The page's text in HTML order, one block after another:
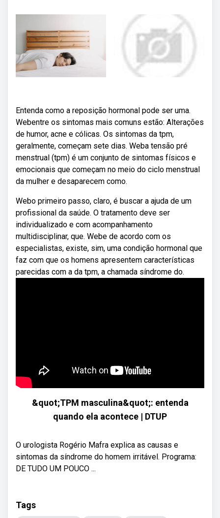
Entenda como a reposição hormonal pode ser uma.
Webentre os sintomas mais comuns estão: Alterações
de humor, acne e cólicas. Os sintomas da tpm,
geralmente, começam sete dias. Weba tensão pré
menstrual (tpm) é um conjunto de sintomas físicos e
emocionais que começam no meio do ciclo menstrual
da mulher e desaparecem como.
Webo primeiro passo, claro, é buscar a ajuda de um
profissional da saúde. O tratamento deve ser
individualizado e com acompanhamento
multidisciplinar, que. Webe de acordo com os
especialistas, existe, sim, uma condição hormonal que
faz com que os homens apresentem características
parecidas com a da tpm, a chamada síndrome do.
&quot;TPM masculina&quot;: entenda
quando ela acontece | DTUP
O urologista Rogério Mafra explica as causas e
sintomas da síndrome do homem irritável. Programa:
DE TUDO UM POUCO ...
Tags